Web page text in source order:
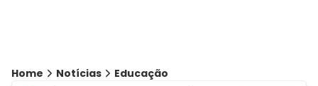
Home Notícias Educação